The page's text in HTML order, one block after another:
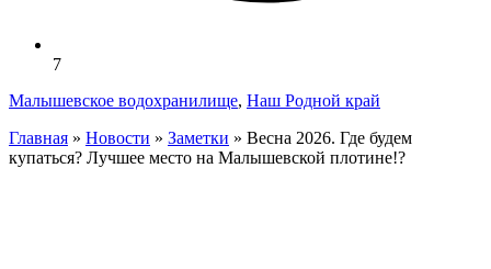
7
Малышевское водохранилище, Наш Родной край
Главная » Новости » Заметки » Весна 2026. Где будем
купаться? Лучшее место на Малышевской плотине!?